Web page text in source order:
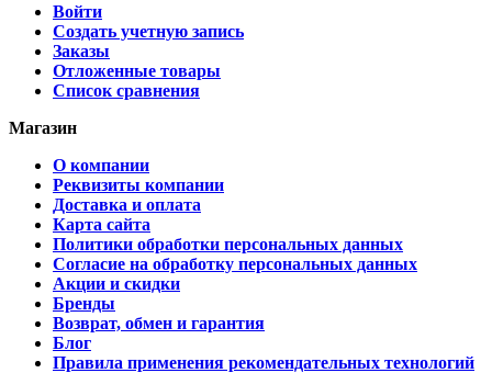
Войти
Создать учетную запись
Заказы
Отложенные товары
Список сравнения
Магазин
О компании
Реквизиты компании
Доставка и оплата
Карта сайта
Политики обработки персональных данных
Согласие на обработку персональных данных
Акции и скидки
Бренды
Возврат, обмен и гарантия
Блог
Правила применения рекомендательных технологий